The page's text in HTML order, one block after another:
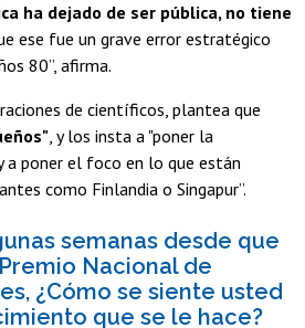
ha dejado de ser pública, no tiene
ese fue un grave error estratégico
80”, afirma.
de científicos, plantea que
, y los insta a "poner la
a poner el foco en lo que están
como Finlandia o Singapur”.
semanas desde que
Nacional de
¿Cómo se siente usted
que se le hace?